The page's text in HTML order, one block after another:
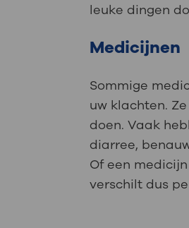
leuke dingen
Medicijnen
Sommige
uw klachten.
doen. Vaak
diarree,
Of een
verschilt dus